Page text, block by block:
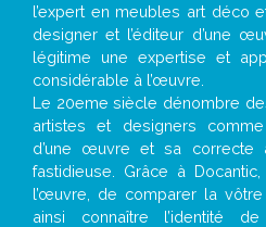
l’expert en meubles art déco
designer et l’éditeur d’une
légitime une expertise et
considérable à l’œuvre.
Le 20eme siècle dénombre
artistes et designers comme
d’une œuvre et sa correcte
fastidieuse. Grâce à
l’œuvre, de comparer la
ainsi connaître l’identité